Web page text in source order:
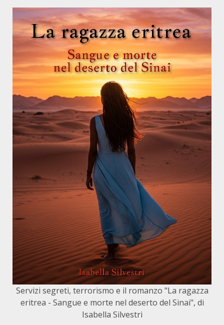
Servizi segreti, terrorismo e il romanzo "La ragazza
eritrea - Sangue e morte nel deserto del Sinai", di
Isabella Silvestri